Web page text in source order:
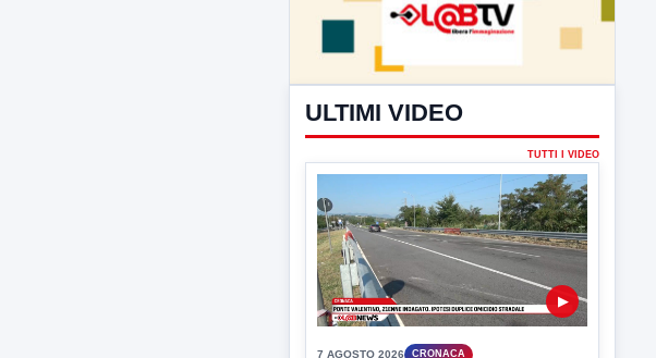
ULTIMI VIDEO
TUTTI I VIDEO
▶
7 AGOSTO 2026 CRONACA